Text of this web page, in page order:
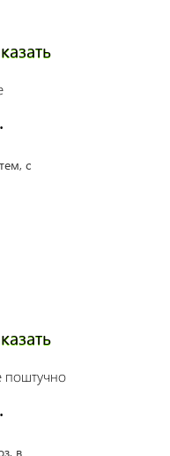
поштучно